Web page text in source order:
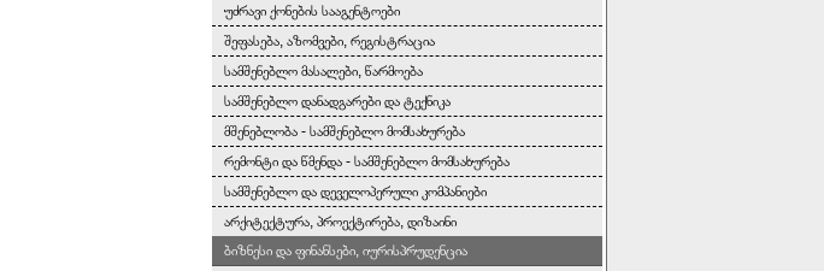
უძრავი ქონების სააგენტოები
შეფასება, აზომვები, რეგისტრაცია
სამშენებლო მასალები, წარმოება
სამშენებლო დანადგარები და ტექნიკა
მშენებლობა - სამშენებლო მომსახურება
რემონტი და წმენდა - სამშენებლო მომსახურება
სამშენებლო და დეველოპერული კომპანიები
არქიტექტურა, პროექტირება, დიზაინი
ბიზნესი და ფინანსები, იურისპრუდენცია